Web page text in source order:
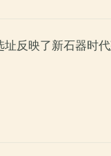
反映了新石器时